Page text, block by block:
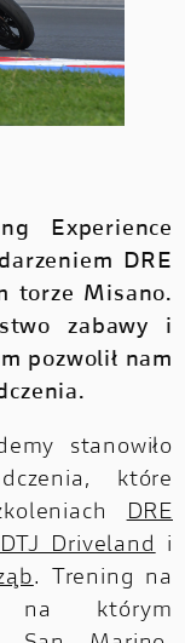
Experience
DRE
torze Misano.
zabawy i
pozwolił nam
stanowiło
które
DRE
Driveland
i
. Trening na
na którym